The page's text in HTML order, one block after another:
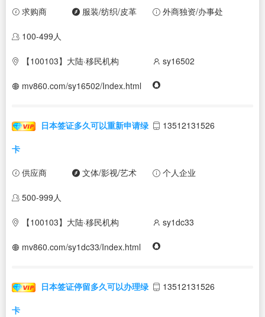
求购商 服装/纺织/皮革 外商独资/办事处
100-499人
【100103】大陆·移民机构 sy16502
mv860.com/sy16502/Index.html
日本签证多久可以重新申请绿
卡
13512131526
供应商 文体/影视/艺术 个人企业
500-999人
【100103】大陆·移民机构 sy1dc33
mv860.com/sy1dc33/Index.html
日本签证停留多久可以办理绿
卡
13512131526